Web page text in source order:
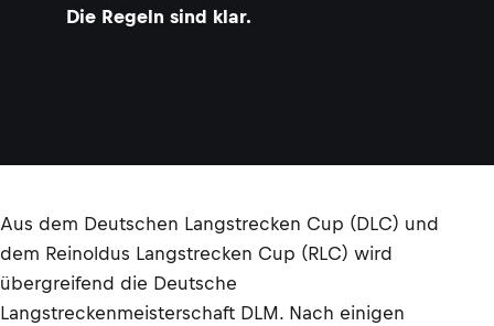
Die Regeln sind klar.
Aus dem Deutschen Langstrecken Cup (DLC) und
dem Reinoldus Langstrecken Cup (RLC) wird
übergreifend die Deutsche
Langstreckenmeisterschaft DLM. Nach einigen